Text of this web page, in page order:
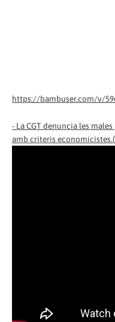
https://bambuser.com/v/
- La CGT denuncia les
amb criteris